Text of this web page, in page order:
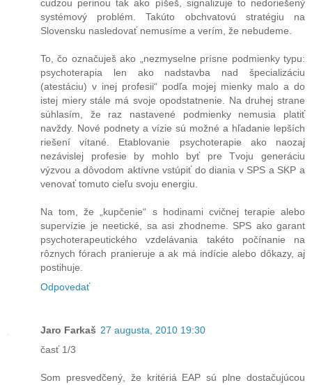
cudzou perinou tak ako píšeš, signalizuje to nedoriešený
systémový problém. Takúto obchvatovú stratégiu na
Slovensku nasledovať nemusíme a verím, že nebudeme.
To, čo označuješ ako „nezmyselne prísne podmienky typu:
psychoterapia len ako nadstavba nad špecializáciu
(atestáciu) v inej profesii“ podľa mojej mienky malo a do
istej miery stále má svoje opodstatnenie. Na druhej strane
súhlasím, že raz nastavené podmienky nemusia platiť
navždy. Nové podnety a vízie sú možné a hľadanie lepších
riešení vítané. Etablovanie psychoterapie ako naozaj
nezávislej profesie by mohlo byť pre Tvoju generáciu
výzvou a dôvodom aktívne vstúpiť do diania v SPS a SKP a
venovať tomuto cieľu svoju energiu.
Na tom, že „kupčenie“ s hodinami cvičnej terapie alebo
supervízie je neetické, sa asi zhodneme. SPS ako garant
psychoterapeutického vzdelávania takéto počínanie na
rôznych fórach pranieruje a ak má indície alebo dôkazy, aj
postihuje.
Odpovedať
Jaro Farkaš 27 augusta, 2010 19:30
časť 1/3
Som presvedčený, že kritériá EAP sú plne dostačujúcou